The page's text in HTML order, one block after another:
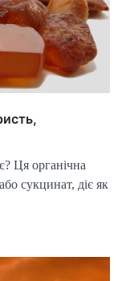
Ця органічна
сукцинат, діє як